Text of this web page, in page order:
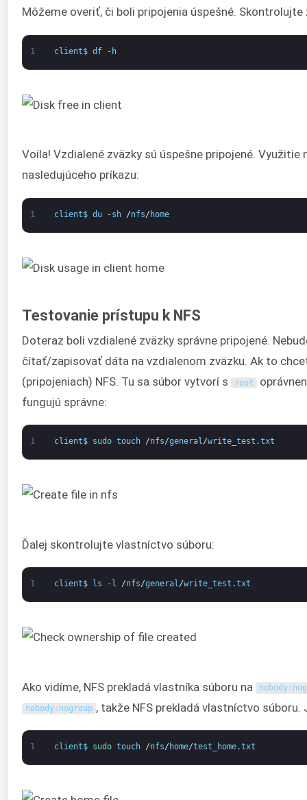
Môžeme overiť, či boli pripojenia úspešné.
1 client$ df - h
Voila! Vzdialené zväzky sú úspešne pripojené.
nasledujúceho príkazu:
1 client$ du -sh /nfs/ home
Testovanie prístupu k NFS
Doteraz boli vzdialené zväzky správne pripojené.
čítať/zapisovať dáta na vzdialenom zväzku. Ak to
(pripojeniach) NFS. Tu sa súbor vytvorí s
root
fungujú správne:
1 client$ sudo touch /nfs/general/write_test .txt
Ďalej skontrolujte vlastníctvo súboru:
1 client$ ls - l /nfs/general/write_test .txt
Ako vidíme, NFS prekladá vlastníka súboru na nobody:
nobody: nogroup , takže NFS prekladá vlastníctvo
1 client$ sudo touch /nfs/ home/test_home.txt